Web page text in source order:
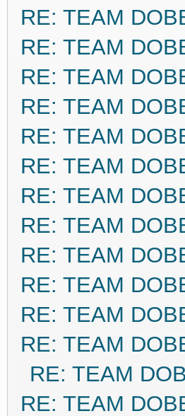
RE: TEAM
RE: TEAM
RE: TEAM
RE: TEAM
RE: TEAM
RE: TEAM
RE: TEAM
RE: TEAM
RE: TEAM
RE: TEAM
RE: TEAM
RE: TEAM
RE: TEAM
RE: TEAM